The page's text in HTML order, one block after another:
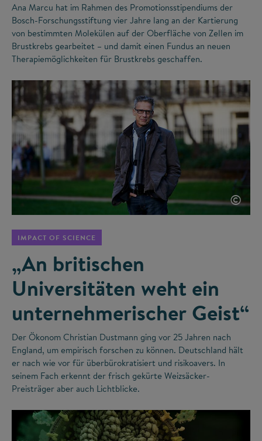
Ana Marcu hat im Rahmen des Promotionsstipendiums der
Bosch-Forschungsstiftung vier Jahre lang an der Kartierung
von bestimmten Molekülen auf der Oberfläche von Zellen im
Brustkrebs gearbeitet – und damit einen Fundus an neuen
Therapiemöglichkeiten für Brustkrebs geschaffen.
©
IMPACT OF SCIENCE
„An britischen
Universitäten weht ein
unternehmerischer Geist“
Der Ökonom Christian Dustmann ging vor 25 Jahren nach
England, um empirisch forschen zu können. Deutschland hält
er nach wie vor für überbürokratisiert und risikoavers. In
seinem Fach erkennt der frisch gekürte Weizsäcker-
Preisträger aber auch Lichtblicke.